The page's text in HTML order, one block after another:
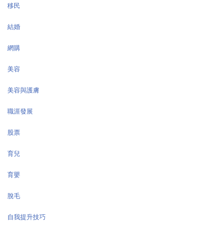
移民
結婚
網購
美容
美容與護膚
職涯發展
股票
育兒
育嬰
脫毛
自我提升技巧